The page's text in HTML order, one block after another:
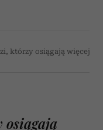
którzy osiągają więcej i
osiągają